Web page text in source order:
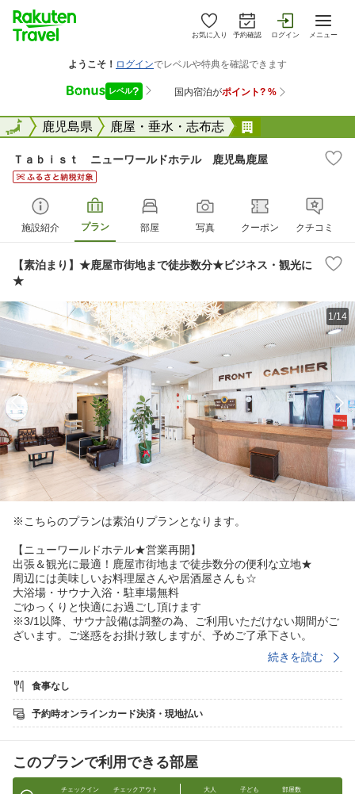
お気に入り 予約確認 ログイン メニュー
全国鹿児島県 鹿屋・垂水・志布志
全国
Ｔａｂｉｓｔ ニューワールドホテル 鹿児島鹿屋
施設紹介 プラン 部屋 写真 クーポン クチコミ
【素泊まり】★鹿屋市街地まで徒歩数分★ビジネス・観光に
★
1/14
※こちらのプランは素泊りプランとなります。
【ニューワールドホテル★営業再開】
出張＆観光に最適！鹿屋市街地まで徒歩数分の便利な立地★
周辺には美味しいお料理屋さんや居酒屋さんも☆
大浴場・サウナ入浴・駐車場無料
ごゆっくりと快適にお過ごし頂けます
※3/1以降、サウナ設備は調整の為、ご利用いただけない期間がご
ざいます。ご迷惑をお掛け致しますが、予めご了承下さい。
○天然鉱石【光明石温泉】無料
○ミストサウナ入浴無料
○無料駐車場125台完備（予約不要）
※大型車両のお客様はお問合せ下さい。
チェックイン:15:00〜24:00
チェックアウト:10:00
続きを読む
食事なし
予約時オンラインカード決済・現地払い
このプランで利用できる部屋
チェックイン チェックアウト 大人 子ども 部屋数